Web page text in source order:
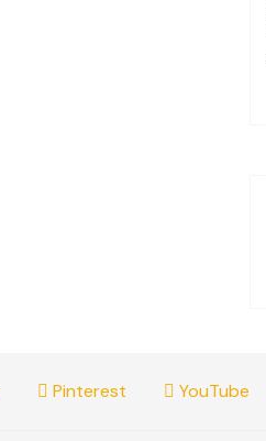
Pinterest YouTube